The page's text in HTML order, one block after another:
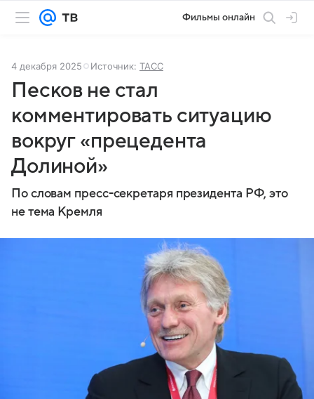
Фильмы онлайн
4 декабря 2025 Источник: ТАСС
Песков не стал
комментировать ситуацию
вокруг «прецедента
Долиной»
По словам пресс-секретаря президента РФ, это
не тема Кремля